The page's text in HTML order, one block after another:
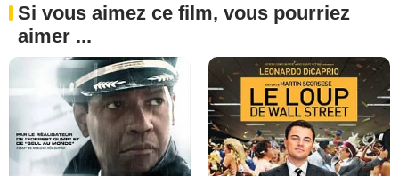
Si vous aimez ce film, vous pourriez
aimer ...